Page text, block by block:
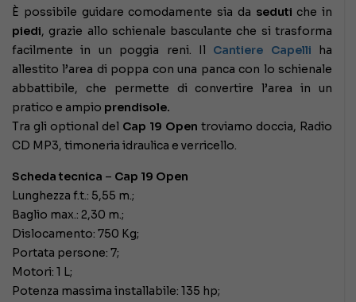
È possibile guidare comodamente sia da seduti che in
piedi, grazie allo schienale basculante che si trasforma
facilmente in un poggia reni. Il Cantiere Capelli ha
allestito l’area di poppa con una panca con lo schienale
abbattibile, che permette di convertire l’area in un
pratico e ampio prendisole.
Tra gli optional del Cap 19 Open troviamo doccia, Radio
CD MP3, timoneria idraulica e verricello.
Scheda tecnica – Cap 19 Open
Lunghezza f.t.: 5,55 m.;
Baglio max.: 2,30 m.;
Dislocamento: 750 Kg;
Portata persone: 7;
Motori: 1 L;
Potenza massima installabile: 135 hp;